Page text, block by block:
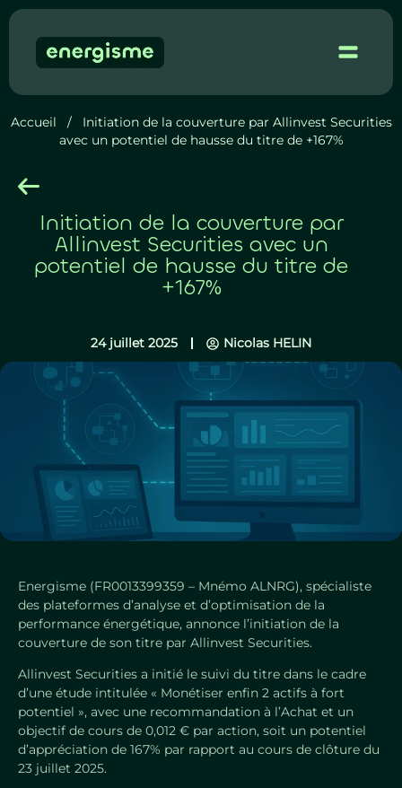
Accueil / Initiation de la couverture par Allinvest Securities
avec un potentiel de hausse du titre de +167%
Initiation de la couverture par
Allinvest Securities avec un
potentiel de hausse du titre de
+167%
24 juillet 2025 Nicolas HELIN
Energisme (FR0013399359 – Mnémo ALNRG), spécialiste
des plateformes d’analyse et d’optimisation de la
performance énergétique, annonce l’initiation de la
couverture de son titre par Allinvest Securities.
Allinvest Securities a initié le suivi du titre dans le cadre
d’une étude intitulée « Monétiser enfin 2 actifs à fort
potentiel », avec une recommandation à l’Achat et un
objectif de cours de 0,012 € par action, soit un potentiel
d’appréciation de 167% par rapport au cours de clôture du
23 juillet 2025.